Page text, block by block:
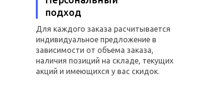
подход
Для каждого заказа расчитывается
индивидуальное предложение в
зависимости от объема заказа,
наличия позиций на складе, текущих
акций и имеющихся у вас скидок.